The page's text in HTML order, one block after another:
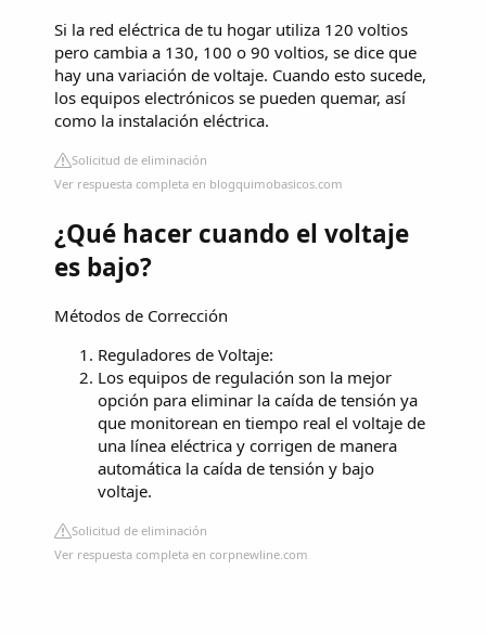
Si la red eléctrica de tu hogar utiliza 120 voltios
pero cambia a 130, 100 o 90 voltios, se dice que
hay una variación de voltaje. Cuando esto sucede,
los equipos electrónicos se pueden quemar, así
como la instalación eléctrica.
Solicitud de eliminación
Ver respuesta completa en blogquimobasicos.com
¿Qué hacer cuando el voltaje
es bajo?
Métodos de Corrección
Reguladores de Voltaje:
Los equipos de regulación son la mejor
opción para eliminar la caída de tensión ya
que monitorean en tiempo real el voltaje de
una línea eléctrica y corrigen de manera
automática la caída de tensión y bajo
voltaje.
Solicitud de eliminación
Ver respuesta completa en corpnewline.com